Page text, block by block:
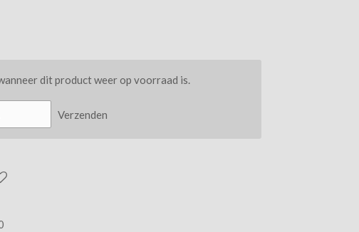
dit product weer op voorraad is.
Verzenden